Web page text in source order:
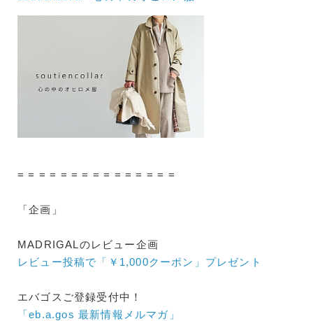
= = = = = = = = = = = = = = =
「企画」
MADRIGALのレビュー企画
レビュー投稿で「￥1,000クーポン」プレゼント
エバゴスご登録受付中！
「eb.a.gos 最新情報メルマガ」